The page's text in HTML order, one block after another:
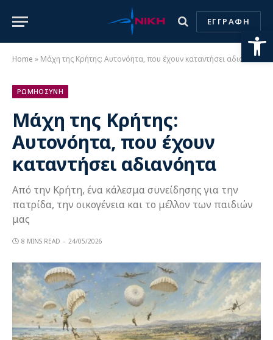
ΕΓΓΡΑΦΗ
Home » Μάχη της Κρήτης: Αυτονόητα, που έχουν καταντήσει αδιανόητα
ΡΩΜΗΟΣΥΝΗ
Μάχη της Κρήτης:
Αυτονόητα, που έχουν
καταντήσει αδιανόητα
Από την Κρήτη, ένα κάλεσμα συνείδησης για την
πατρίδα, την οικογένεια και το μέλλον των παιδιών
μας
8 MINS READ 24/05/2026